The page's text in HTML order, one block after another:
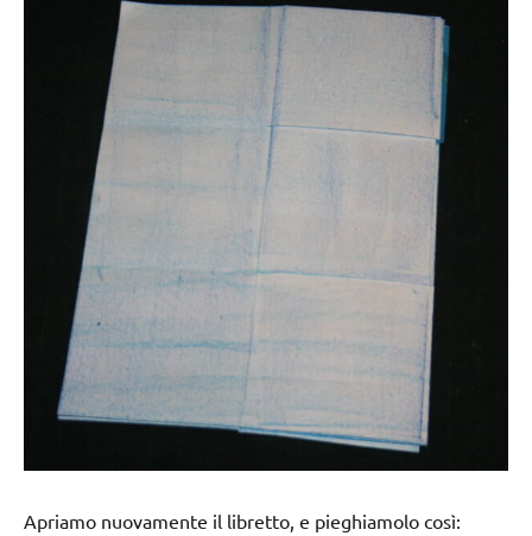
Apriamo nuovamente il libretto, e pieghiamolo così: